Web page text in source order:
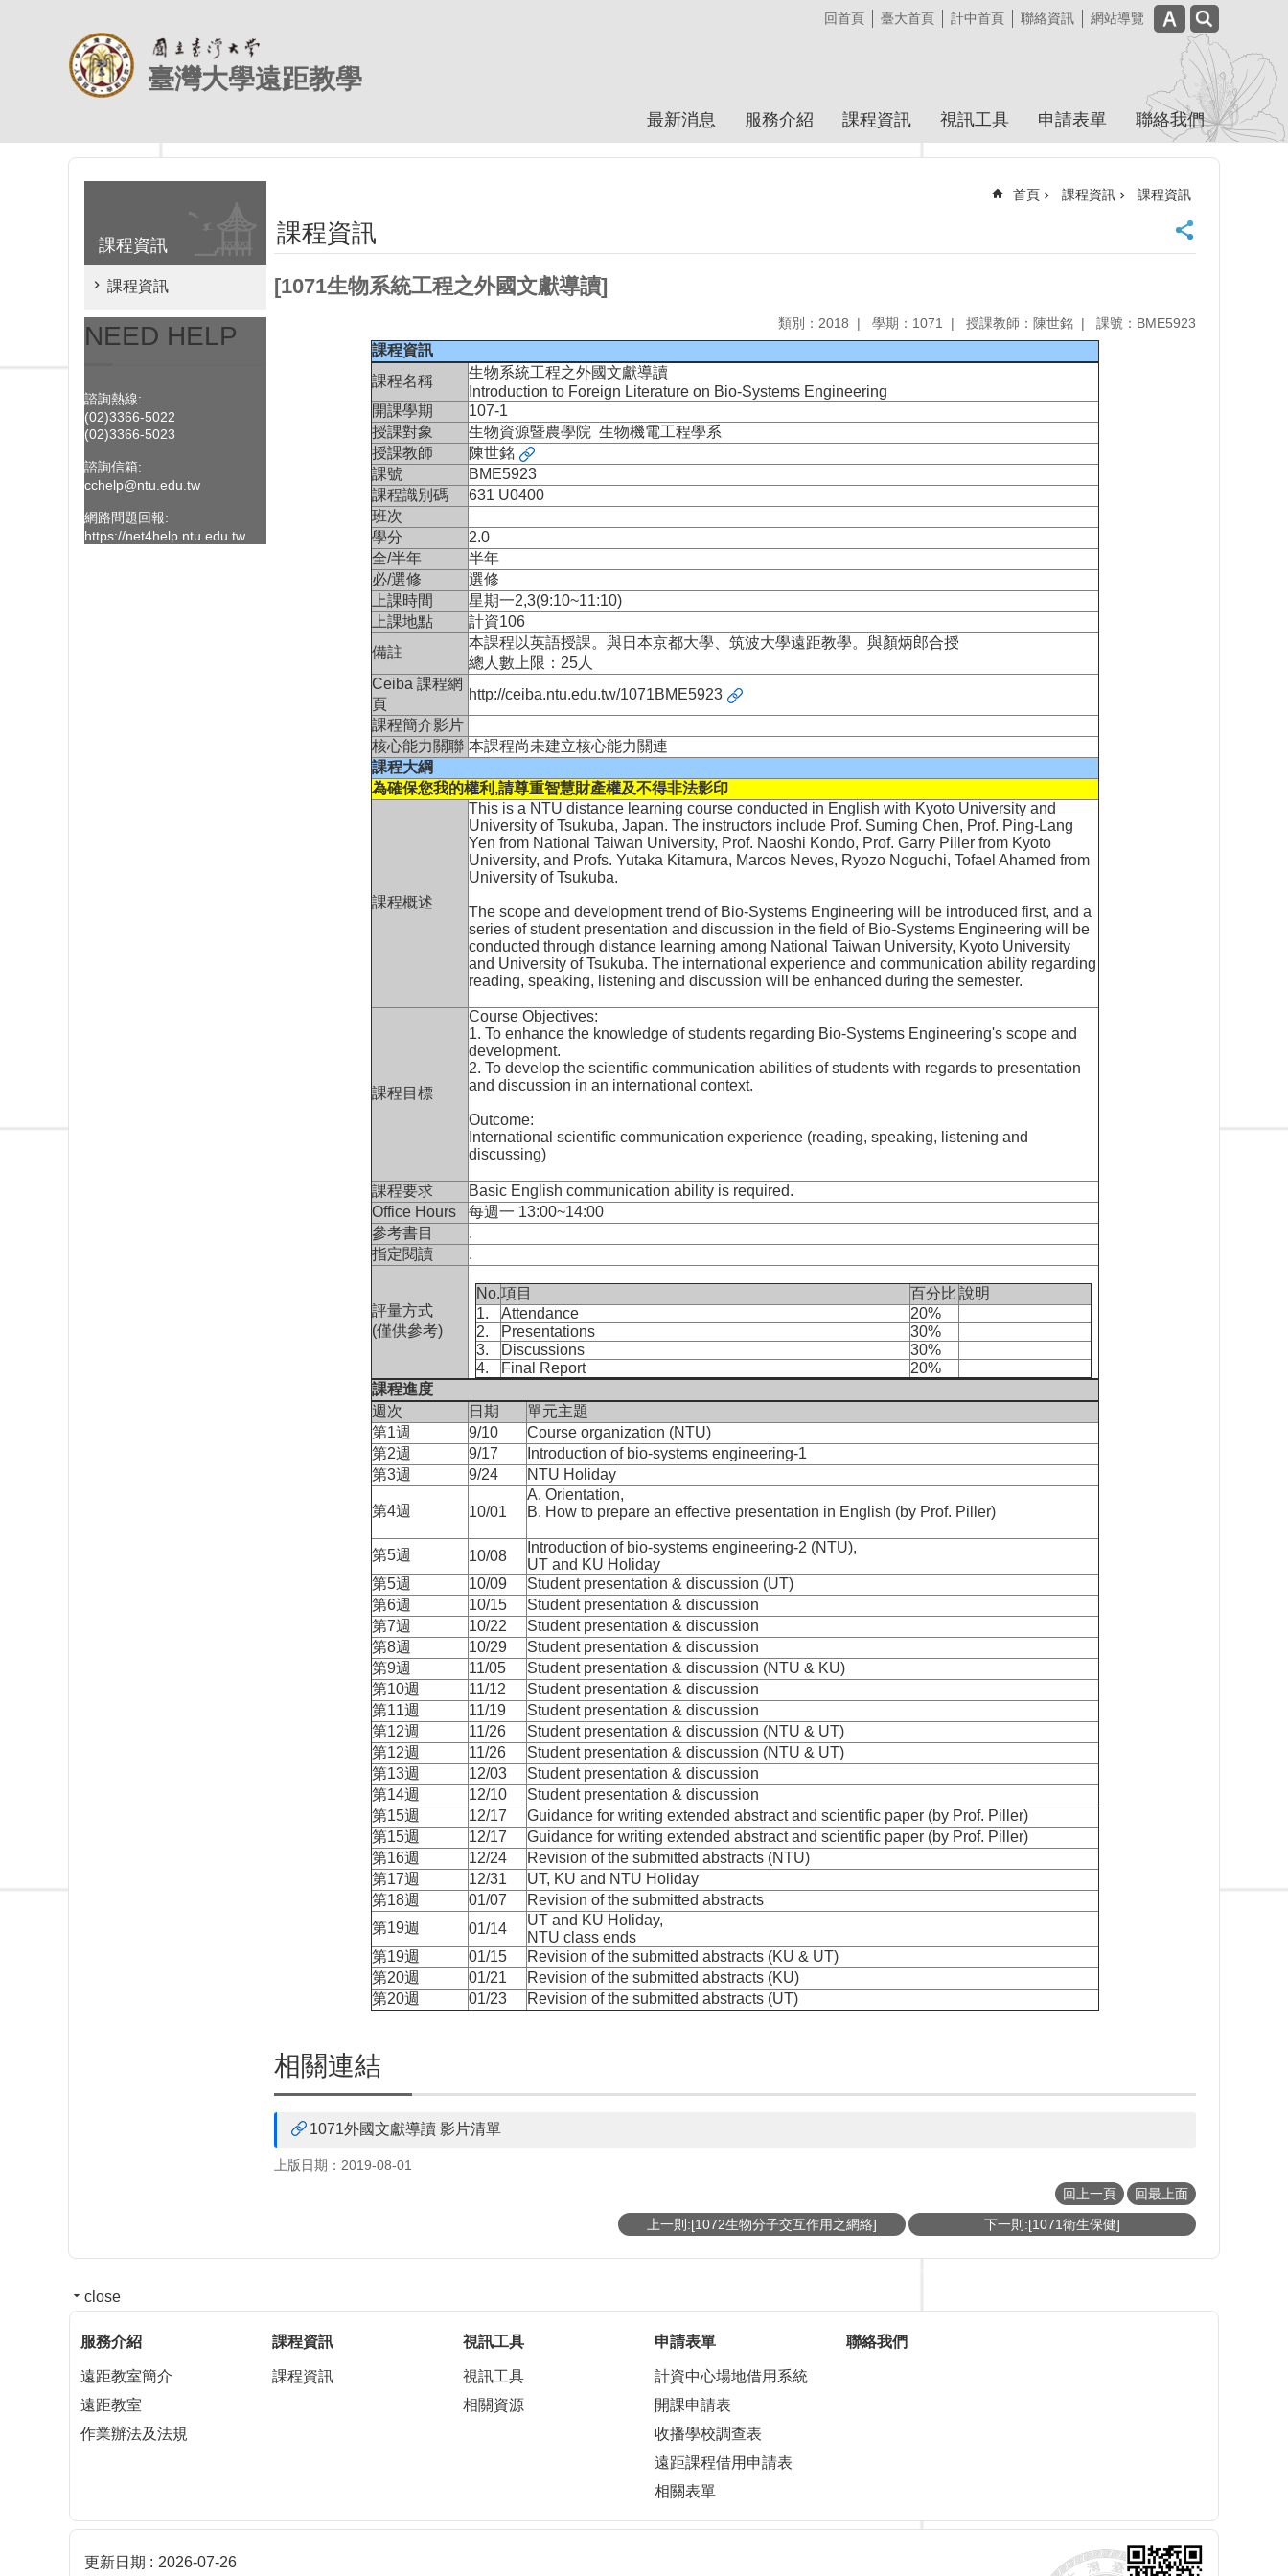
回首頁 臺大首頁 計中首頁 聯絡資訊 網站導覽
臺灣大學遠距教學
最新消息 服務介紹 課程資訊 視訊工具 申請表單 聯絡我們
課程資訊
課程資訊
NEED HELP
諮詢熱線:
(02)3366-5022
(02)3366-5023
諮詢信箱:
cchelp@ntu.edu.tw
網路問題回報:
https://net4help.ntu.edu.tw
首頁 課程資訊 課程資訊
課程資訊
[1071生物系統工程之外國文獻導讀]
類別：2018 學期：1071 授課教師：陳世銘 課號：BME5923
課程資訊
課程名稱
生物系統工程之外國文獻導讀
Introduction to Foreign Literature on Bio-Systems Engineering
開課學期
107-1
授課對象
生物資源暨農學院 生物機電工程學系
授課教師
陳世銘
課號
BME5923
課程識別碼
631 U0400
班次
學分
2.0
全/半年
半年
必/選修
選修
上課時間
星期一2,3(9:10~11:10)
上課地點
計資106
備註
本課程以英語授課。與日本京都大學、筑波大學遠距教學。與顏炳郎合授
總人數上限：25人
Ceiba 課程網
頁
http://ceiba.ntu.edu.tw/1071BME5923
課程簡介影片
核心能力關聯 本課程尚未建立核心能力關連
課程大綱
為確保您我的權利,請尊重智慧財產權及不得非法影印
課程概述
This is a NTU distance learning course conducted in English with Kyoto University and
University of Tsukuba, Japan. The instructors include Prof. Suming Chen, Prof. Ping-Lang
Yen from National Taiwan University, Prof. Naoshi Kondo, Prof. Garry Piller from Kyoto
University, and Profs. Yutaka Kitamura, Marcos Neves, Ryozo Noguchi, Tofael Ahamed from
University of Tsukuba.
The scope and development trend of Bio-Systems Engineering will be introduced first, and a
series of student presentation and discussion in the field of Bio-Systems Engineering will be
conducted through distance learning among National Taiwan University, Kyoto University
and University of Tsukuba. The international experience and communication ability regarding
reading, speaking, listening and discussion will be enhanced during the semester.
課程目標
Course Objectives:
1. To enhance the knowledge of students regarding Bio-Systems Engineering's scope and
development.
2. To develop the scientific communication abilities of students with regards to presentation
and discussion in an international context.
Outcome:
International scientific communication experience (reading, speaking, listening and
discussing)
課程要求
Basic English communication ability is required.
Office Hours
每週一 13:00~14:00
參考書目
.
指定閱讀
.
評量方式
(僅供參考)
No.項目 百分比 說明
1.
Attendance
20%
2.
Presentations
30%
3.
Discussions
30%
4.
Final Report
20%
課程進度
週次
日期
單元主題
第1週
9/10
Course organization (NTU)
第2週
9/17
Introduction of bio-systems engineering-1
第3週
9/24 NTU Holiday
第4週 10/01
A. Orientation,
B. How to prepare an effective presentation in English (by Prof. Piller)
第5週 10/08
Introduction of bio-systems engineering-2 (NTU),
UT and KU Holiday
第5週
10/09
Student presentation & discussion (UT)
第6週
10/15
Student presentation & discussion
第7週
10/22
Student presentation & discussion
第8週
10/29
Student presentation & discussion
第9週
11/05
Student presentation & discussion (NTU & KU)
第10週
11/12
Student presentation & discussion
第11週
11/19
Student presentation & discussion
第12週
11/26
Student presentation & discussion (NTU & UT)
第12週
11/26
Student presentation & discussion (NTU & UT)
第13週
12/03
Student presentation & discussion
第14週
12/10
Student presentation & discussion
第15週
12/17
Guidance for writing extended abstract and scientific paper (by Prof. Piller)
第15週
12/17
Guidance for writing extended abstract and scientific paper (by Prof. Piller)
第16週
12/24
Revision of the submitted abstracts (NTU)
第17週
12/31
UT, KU and NTU Holiday
第18週
01/07
Revision of the submitted abstracts
第19週
01/14
UT and KU Holiday,
NTU class ends
第19週
01/15
Revision of the submitted abstracts (KU & UT)
第20週
01/21
Revision of the submitted abstracts (KU)
第20週
01/23 Revision of the submitted abstracts (UT)
相關連結
1071外國文獻導讀 影片清單
上版日期：2019-08-01
回上一頁
回最上面
上一則:[1072生物分子交互作用之網絡]
下一則:[1071衛生保健]
close
服務介紹
遠距教室簡介
遠距教室
作業辦法及法規
課程資訊
課程資訊
視訊工具
視訊工具
相關資源
申請表單
計資中心場地借用系統
開課申請表
收播學校調查表
遠距課程借用申請表
相關表單
聯絡我們
更新日期 2026-07-26